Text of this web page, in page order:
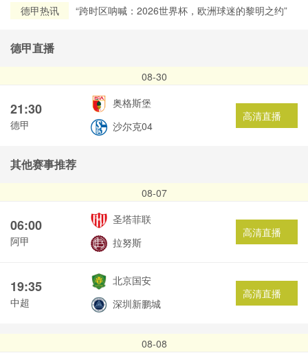
德甲热讯 “跨时区呐喊：2026世界杯，欧洲球迷的黎明之约”
德甲直播
08-30
21:30
德甲
奥格斯堡
沙尔克04
高清直播
其他赛事推荐
08-07
06:00
阿甲
圣塔菲联
拉努斯
高清直播
19:35
中超
北京国安
深圳新鹏城
高清直播
08-08